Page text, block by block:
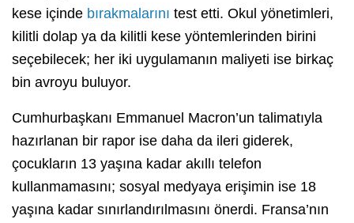
kese içinde bırakmalarını test etti. Okul yönetimleri,
kilitli dolap ya da kilitli kese yöntemlerinden birini
seçebilecek; her iki uygulamanın maliyeti ise birkaç
bin avroyu buluyor.
Cumhurbaşkanı Emmanuel Macron’un talimatıyla
hazırlanan bir rapor ise daha da ileri giderek,
çocukların 13 yaşına kadar akıllı telefon
kullanmamasını; sosyal medyaya erişimin ise 18
yaşına kadar sınırlandırılmasını önerdi. Fransa’nın